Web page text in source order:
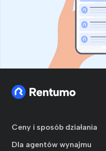
Ceny i sposób działania
Dla agentów wynajmu